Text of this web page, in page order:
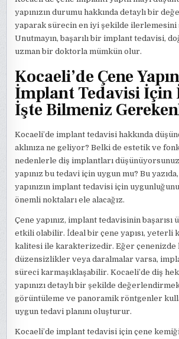
yapınızın durumu hakkında detaylı bir
yaparak sürecin en iyi şekilde ilerlemesini
Unutmayın, başarılı bir implant tedavisi,
uzman bir doktorla mümkün olur.
Kocaeli’de Çene
İmplant Tedavisi İçin
İşte Bilmeniz
Kocaeli’de implant tedavisi hakkında
aklınıza ne geliyor? Belki de estetik ve
nedenlerle diş implantları
yapınız bu tedavi için uygun mu? Bu
yapınızın implant tedavisi için
önemli noktaları ele alacağız.
Çene yapınız, implant tedavisinin
etkili olabilir. İdeal bir çene yapısı, yeterli
kalitesi ile karakterizedir. Eğer çenenizde
düzensizlikler veya daralmalar varsa,
süreci karmaşıklaşabilir. Kocaeli’de diş
yapınızı detaylı bir şekilde
görüntüleme ve panoramik röntgenler
uygun tedavi planını oluşturur.
Kocaeli’de implant tedavisi için çene